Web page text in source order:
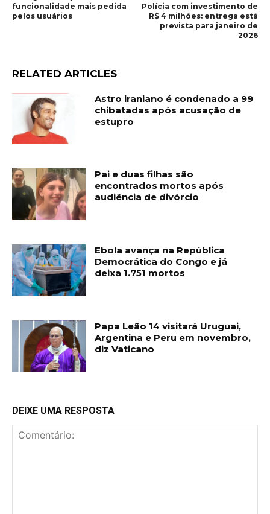
funcionalidade mais pedida
pelos usuários
Polícia com investimento de
R$ 4 milhões: entrega está
prevista para janeiro de
2026
RELATED ARTICLES
Astro iraniano é condenado a 99
chibatadas após acusação de
estupro
Pai e duas filhas são
encontrados mortos após
audiência de divórcio
Ebola avança na República
Democrática do Congo e já
deixa 1.751 mortos
Papa Leão 14 visitará Uruguai,
Argentina e Peru em novembro,
diz Vaticano
DEIXE UMA RESPOSTA